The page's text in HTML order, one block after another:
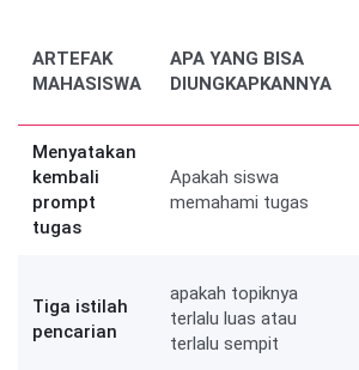
ARTEFAK
MAHASISWA
APA YANG BISA
DIUNGKAPKANNYA
Menyatakan
kembali
prompt
tugas
Apakah siswa
memahami tugas
Tiga istilah
pencarian
apakah topiknya
terlalu luas atau
terlalu sempit